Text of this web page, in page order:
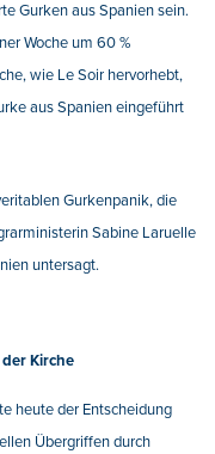
Gurken aus Spanien sein.
Woche um 60 %
wie Le Soir hervorhebt,
aus Spanien eingeführt
Gurkenpanik, die
Sabine Laruelle
untersagt.
Kirche
heute der Entscheidung
Übergriffen durch